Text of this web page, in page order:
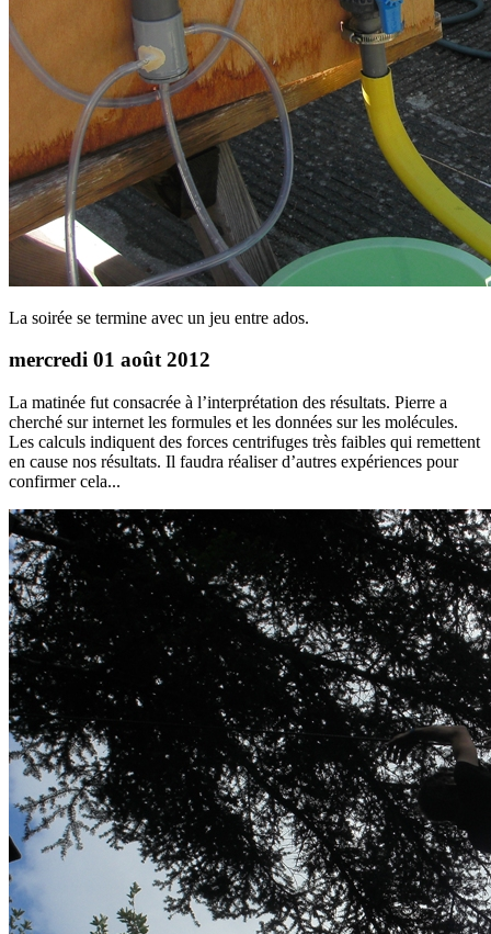
La soirée se termine avec un jeu entre ados.
mercredi 01 août 2012
La matinée fut consacrée à l’interprétation des résultats. Pierre a
cherché sur internet les formules et les données sur les molécules.
Les calculs indiquent des forces centrifuges très faibles qui remettent
en cause nos résultats. Il faudra réaliser d’autres expériences pour
confirmer cela...